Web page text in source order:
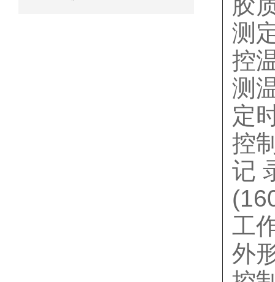
测
控
测
定
控
记
工
外